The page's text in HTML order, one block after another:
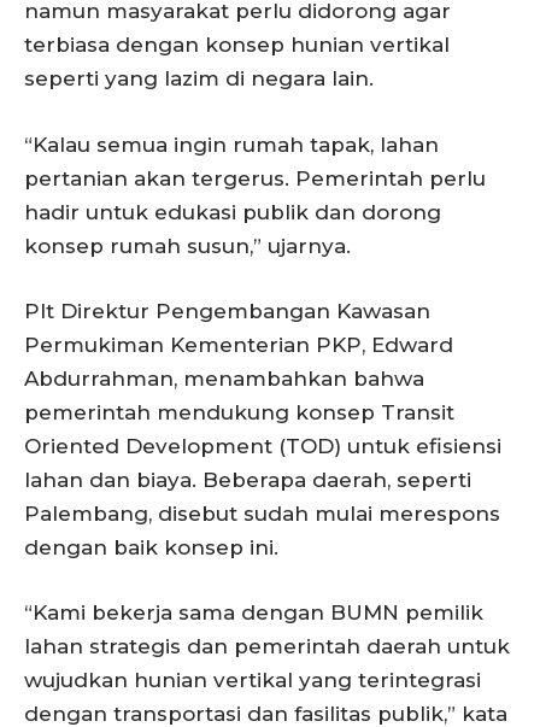
namun masyarakat perlu didorong agar
terbiasa dengan konsep hunian vertikal
seperti yang lazim di negara lain.
“Kalau semua ingin rumah tapak, lahan
pertanian akan tergerus. Pemerintah perlu
hadir untuk edukasi publik dan dorong
konsep rumah susun,” ujarnya.
Plt Direktur Pengembangan Kawasan
Permukiman Kementerian PKP, Edward
Abdurrahman, menambahkan bahwa
pemerintah mendukung konsep Transit
Oriented Development (TOD) untuk efisiensi
lahan dan biaya. Beberapa daerah, seperti
Palembang, disebut sudah mulai merespons
dengan baik konsep ini.
“Kami bekerja sama dengan BUMN pemilik
lahan strategis dan pemerintah daerah untuk
wujudkan hunian vertikal yang terintegrasi
dengan transportasi dan fasilitas publik,” kata